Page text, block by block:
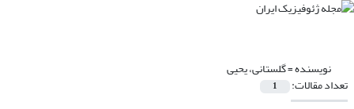
نویسنده =گلستانی، یحیی
تعداد مقالات: 1